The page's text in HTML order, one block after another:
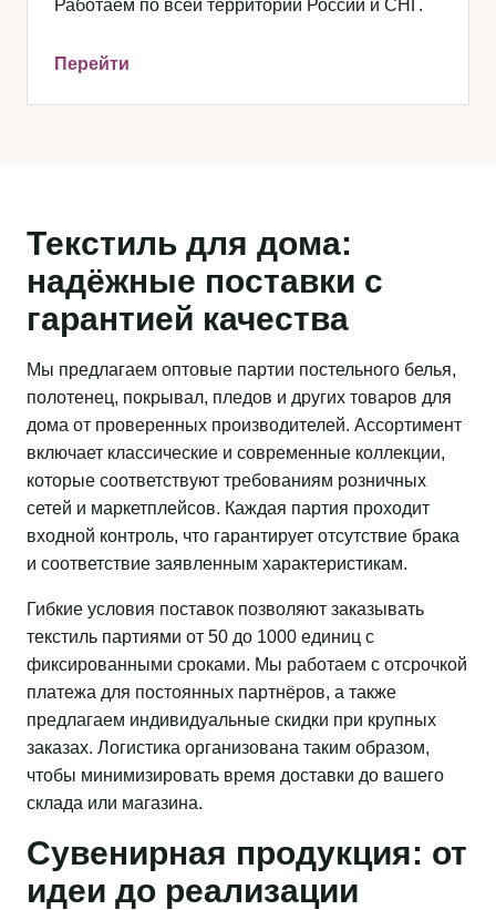
Работаем по всей территории России и СНГ.
Перейти
Текстиль для дома:
надёжные поставки с
гарантией качества
Мы предлагаем оптовые партии постельного белья,
полотенец, покрывал, пледов и других товаров для
дома от проверенных производителей. Ассортимент
включает классические и современные коллекции,
которые соответствуют требованиям розничных
сетей и маркетплейсов. Каждая партия проходит
входной контроль, что гарантирует отсутствие брака
и соответствие заявленным характеристикам.
Гибкие условия поставок позволяют заказывать
текстиль партиями от 50 до 1000 единиц с
фиксированными сроками. Мы работаем с отсрочкой
платежа для постоянных партнёров, а также
предлагаем индивидуальные скидки при крупных
заказах. Логистика организована таким образом,
чтобы минимизировать время доставки до вашего
склада или магазина.
Сувенирная продукция: от
идеи до реализации